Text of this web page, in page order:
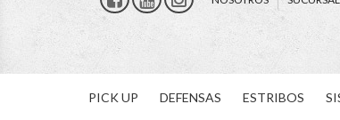
PICK UP DEFENSAS ESTRIBOS